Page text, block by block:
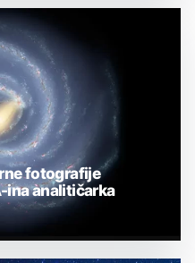
fotografije
ina analitičarka